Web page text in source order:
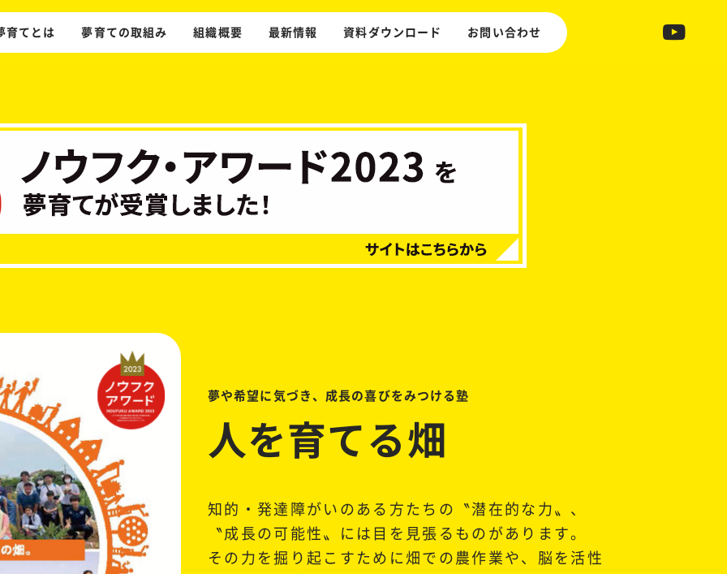
育てとは 夢育ての取組み 組織概要 最新情報 資料ダウンロード お問い合わせ
夢や希望に気づき、成長の喜びをみつける塾
人を育てる畑
知的・発達障がいのある方たちの〝潜在的な力〟、
〝成長の可能性〟には目を見張るものがあります。
その力を掘り起こすために畑での農作業や、脳を活性